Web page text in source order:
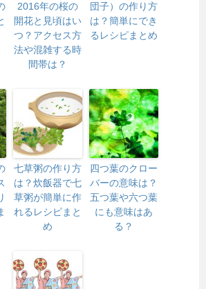
2016年の桜の
開花と見頃はい
つ？アクセス方
法や混雑する時
間帯は？
団子）の作り方
は？簡単にでき
るレシピまとめ
七草粥の作り方
は？炊飯器で七
草粥が簡単に作
れるレシピまと
め
四つ葉のクロー
バーの意味は？
五つ葉や六つ葉
にも意味はあ
る？